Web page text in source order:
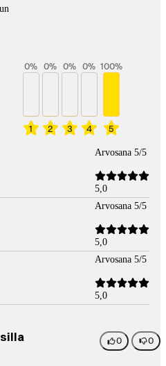
1
0%
2
0%
3
0%
4
0%
5
100%
Arvosana 5/5
5,0
Arvosana 5/5
5,0
Arvosana 5/5
5,0
0 0